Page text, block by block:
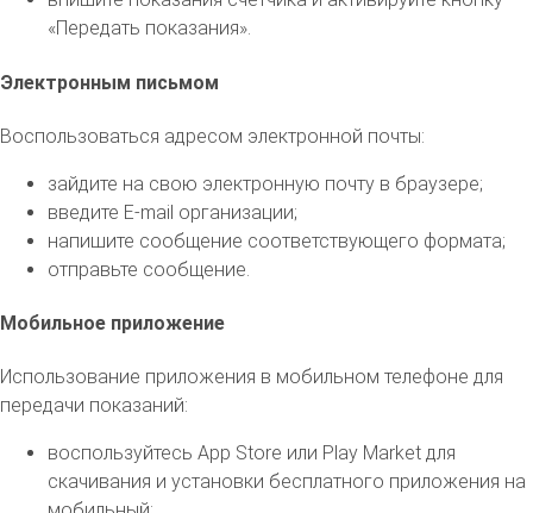
«Передать показания».
Электронным письмом
Воспользоваться адресом электронной почты:
зайдите на свою электронную почту в браузере;
введите E-mail организации;
напишите сообщение соответствующего формата;
отправьте сообщение.
Мобильное приложение
Использование приложения в мобильном телефоне для
передачи показаний:
воспользуйтесь App Store или Play Market для
скачивания и установки бесплатного приложения на